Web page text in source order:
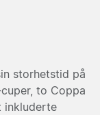
storhetstid på
to Coppa
inkluderte